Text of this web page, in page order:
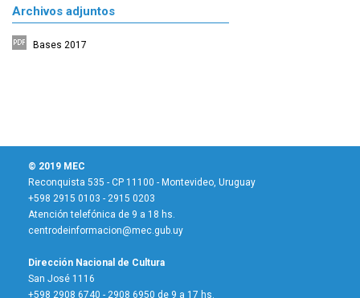
Archivos adjuntos
Bases 2017
© 2019 MEC
Reconquista 535 - CP 11100 - Montevideo, Uruguay
+598 2915 0103 - 2915 0203
Atención telefónica de 9 a 18 hs.
centrodeinformacion@mec.gub.uy
Dirección Nacional de Cultura
San José 1116
+598 2908 6740 - 2908 6950 de 9 a 17 hs.